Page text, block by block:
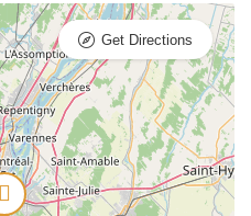
Get Directions